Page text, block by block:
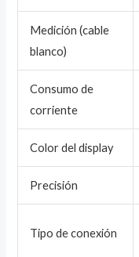
Medición (cable
blanco)
Consumo de
corriente
Color del display
Precisión
Tipo de conexión